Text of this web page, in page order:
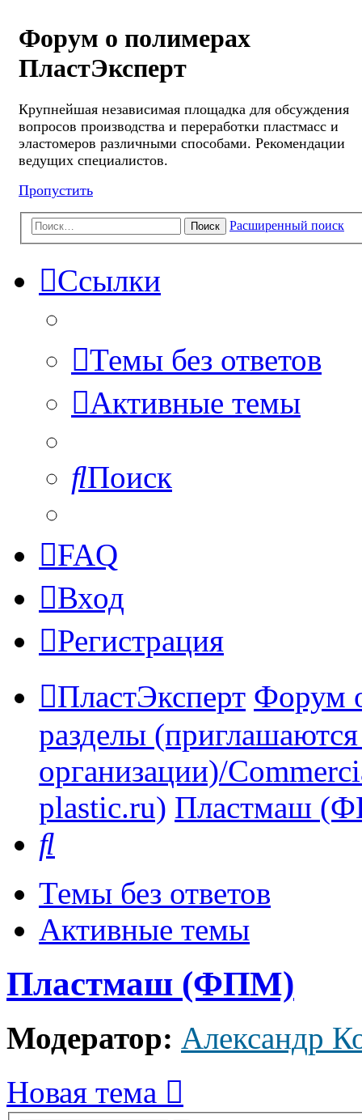
Форум о полимерах
ПластЭксперт
Крупнейшая независимая площадка для обсуждения
вопросов производства и переработки пластмасс и
эластомеров различными способами. Рекомендации
ведущих специалистов.
Пропустить
Поиск Расширенный поиск
Ссылки
Темы без ответов
Активные темы
Поиск
FAQ
Вход
Регистрация
ПластЭксперт Форум
разделы
организации)/
plastic.ru) Пластмаш
Темы без ответов
Активные темы
Пластмаш (ФПМ)
Модератор: Александр
Новая тема